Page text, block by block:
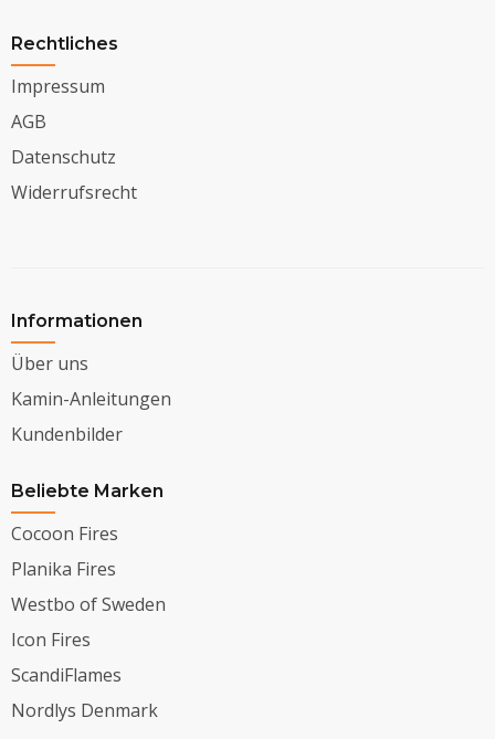
Rechtliches
Impressum
AGB
Datenschutz
Widerrufsrecht
Informationen
Über uns
Kamin-Anleitungen
Kundenbilder
Beliebte Marken
Cocoon Fires
Planika Fires
Westbo of Sweden
Icon Fires
ScandiFlames
Nordlys Denmark